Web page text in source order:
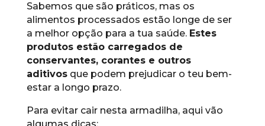
Sabemos que são práticos, mas os
alimentos processados estão longe de ser
a melhor opção para a tua saúde. Estes
produtos estão carregados de
conservantes, corantes e outros
aditivosque podem prejudicar o teu bem-
estar a longo prazo.
Para evitar cair nesta armadilha, aqui vão